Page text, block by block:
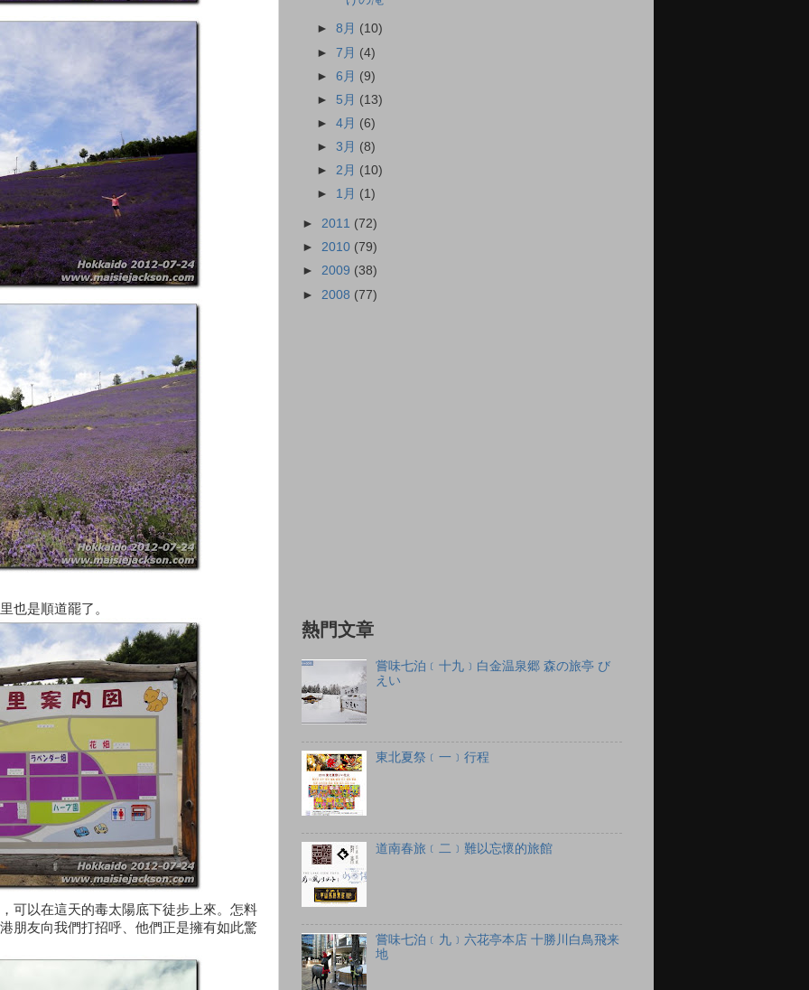
也是順道罷了。
可以在這天的毒太陽底下徒步上來。怎料
朋友向我們打招呼、他們正是擁有如此驚
►8月 (10)
►7月 (4)
►6月 (9)
► 5月 (13)
►4月 (6)
►3月 (8)
►2月 (10)
► 1月 (1)
► 2011 (72)
► 2010 (79)
► 2009 (38)
► 2008 (77)
熱門文章
嘗味七泊﹝十九﹞白金温泉郷 森の旅亭 び
えい
東北夏祭﹝一﹞行程
道南春旅﹝二﹞難以忘懷的旅館
嘗味七泊﹝九﹞六花亭本店 十勝川白鳥飛来
地